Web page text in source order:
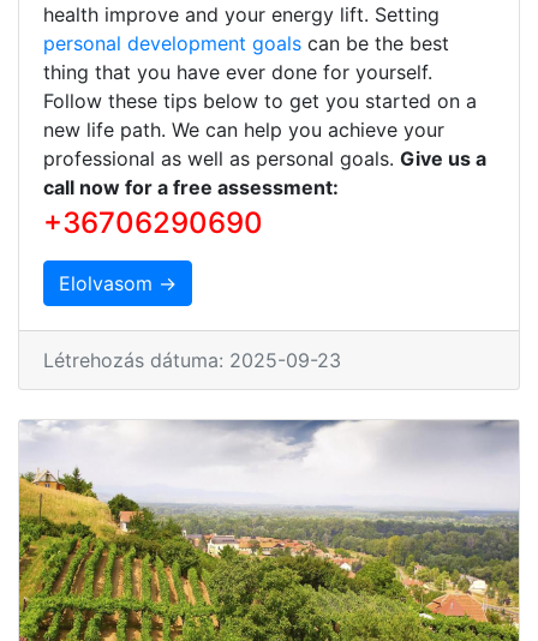
health improve and your energy lift. Setting
personal development goals can be the best
thing that you have ever done for yourself.
Follow these tips below to get you started on a
new life path. We can help you achieve your
professional as well as personal goals. Give us a
call now for a free assessment:
+36706290690
Elolvasom →
Létrehozás dátuma: 2025-09-23